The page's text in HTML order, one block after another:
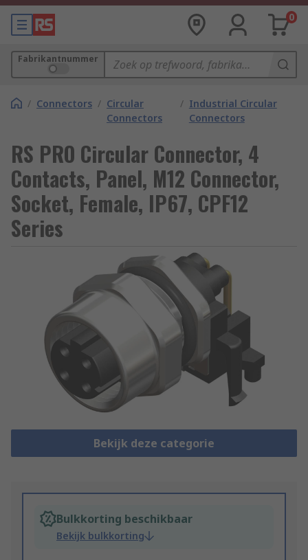
0
Fabrikantnummer
/ Connectors / Circular
Connectors
/ Industrial Circular
Connectors
RS PRO Circular Connector, 4
Contacts, Panel, M12 Connector,
Socket, Female, IP67, CPF12
Series
Bekijk deze categorie
Bulkkorting beschikbaar
Bekijk bulkkorting